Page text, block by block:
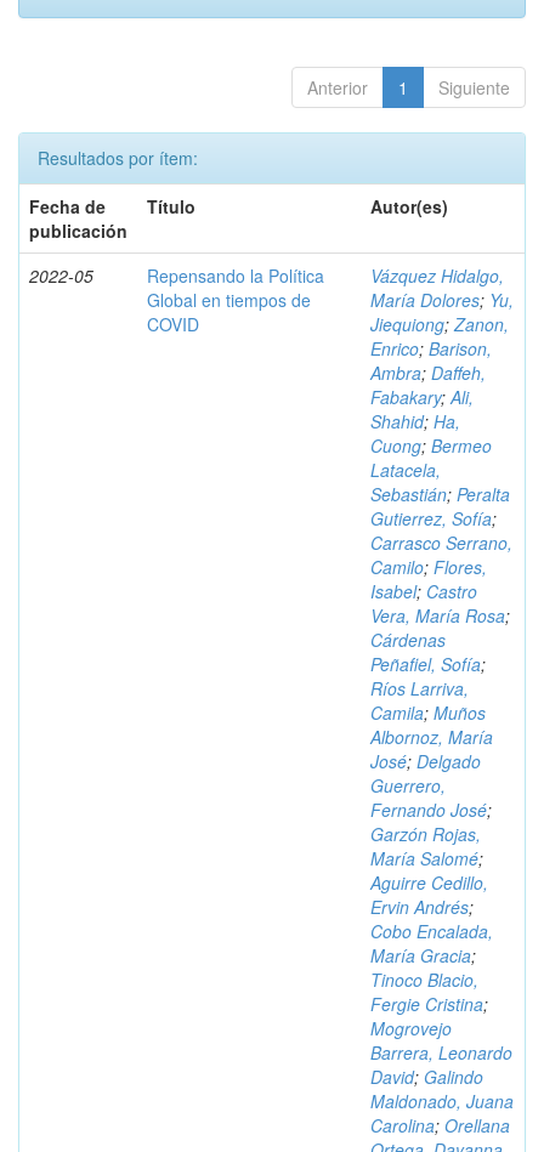
Anterior 1 Siguiente
Resultados por ítem:
Fecha de
publicación
Título Autor(es)
2022-05
Repensando la Política
Global en tiempos de
COVID
Vázquez Hidalgo,
María Dolores; Yu,
Jiequiong;Zanon,
Enrico; Barison,
Ambra; Daffeh,
Fabakary;Ali,
Shahid; Ha,
Cuong; Bermeo
Latacela,
Sebastián; Peralta
Gutierrez, Sofía;
Carrasco Serrano,
Camilo; Flores,
Isabel; Castro
Vera, María Rosa;
Cárdenas
Peñafiel, Sofía;
Ríos Larriva,
Camila; Muños
Albornoz, María
José; Delgado
Guerrero,
Fernando José;
Garzón Rojas,
María Salomé;
Aguirre Cedillo,
Ervin Andrés;
Cobo Encalada,
María Gracia;
Tinoco Blacio,
Fergie Cristina;
Mogrovejo
Barrera, Leonardo
David; Galindo
Maldonado, Juana
Carolina; Orellana